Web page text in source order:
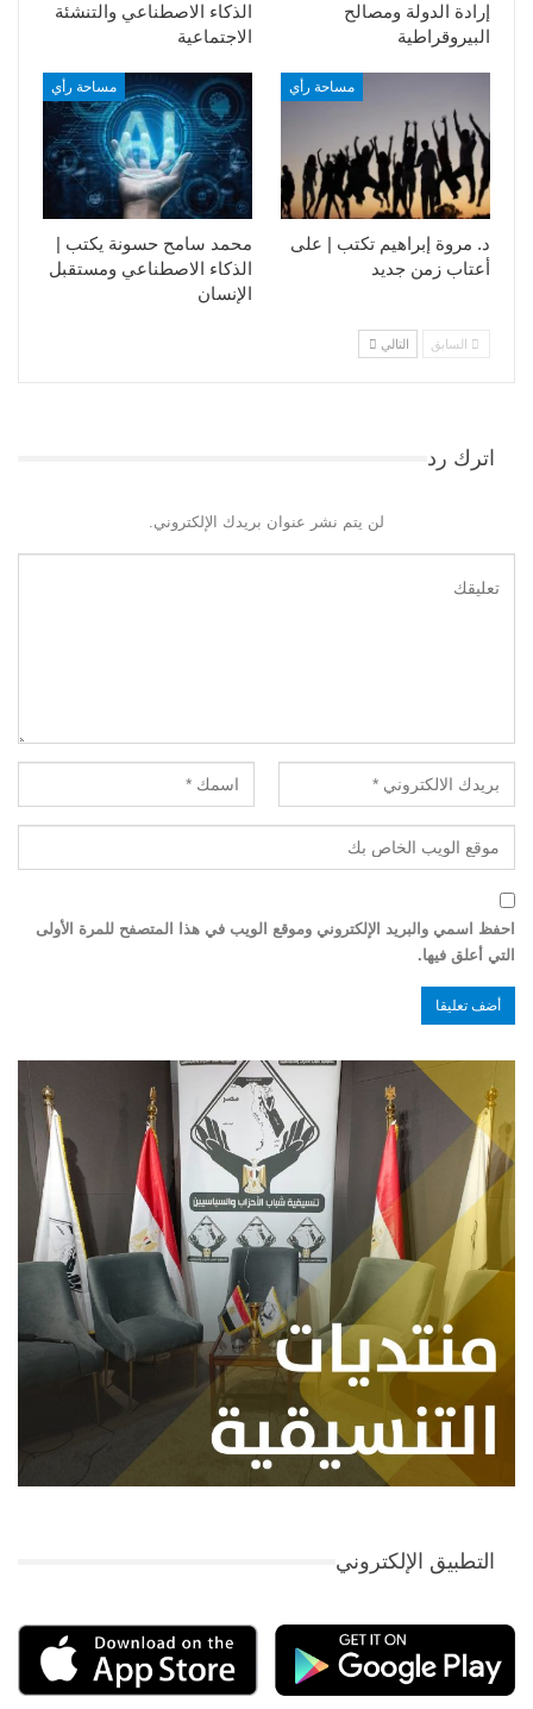
الذكاء الاصطناعي والتنشئة
الاجتماعية
إرادة الدولة ومصالح
البيروقراطية
مساحة رأي
محمد سامح حسونة يكتب |
الذكاء الاصطناعي ومستقبل
الإنسان
مساحة رأي
د. مروة إبراهيم تكتب | على
أعتاب زمن جديد
السابق التالي
اترك رد
لن يتم نشر عنوان بريدك الإلكتروني.
احفظ اسمي والبريد الإلكتروني وموقع الويب في هذا المتصفح للمرة الأولى
التي أعلق فيها.
التطبيق الإلكتروني